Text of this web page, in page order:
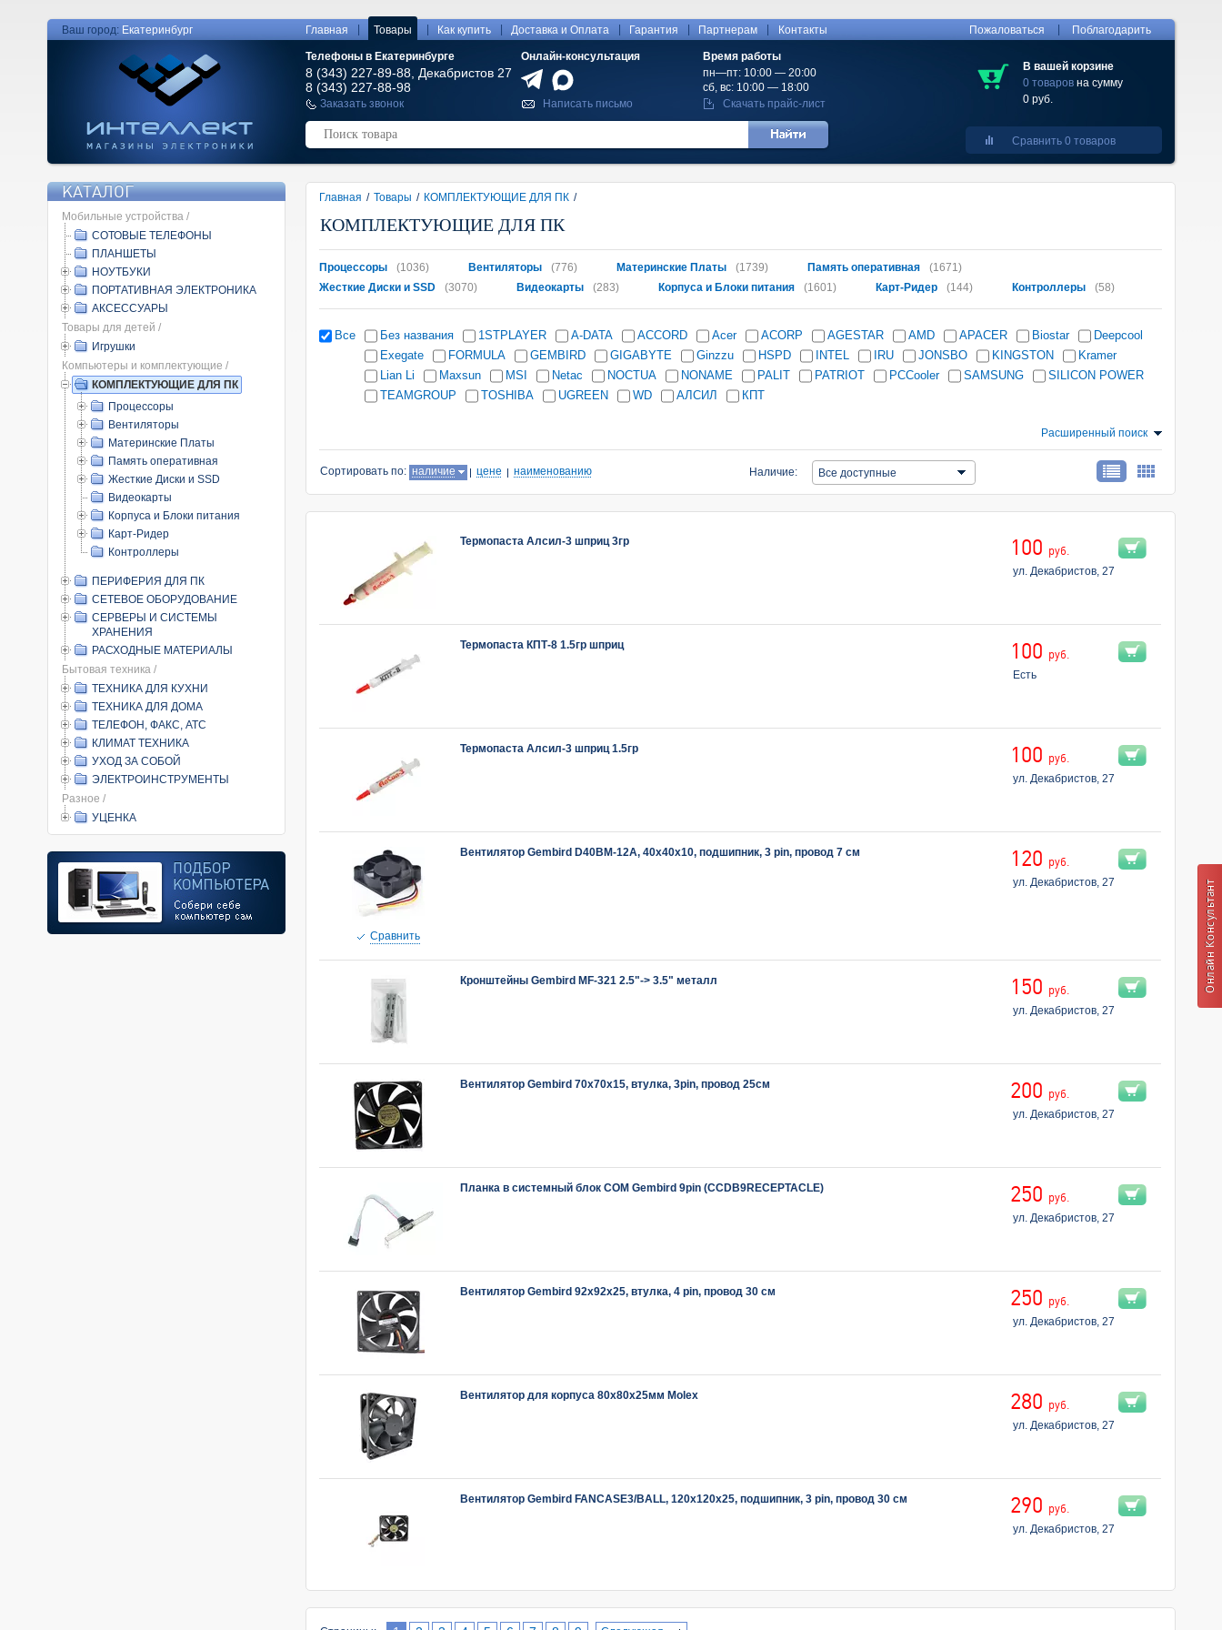
Ваш город: Екатеринбург Главная Товары Как купить Доставка и Оплата Гарантия Партнерам Контакты
Телефоны в Екатеринбурге
8 (343) 227-89-88, Декабристов 27
8 (343) 227-88-98
Онлайн-консультация
Время работы
пн—пт: 10:00 — 20:00
сб, вс: 10:00 — 18:00
Заказать звонок
Написать письмо Скачать прайс-лист
Пожаловаться Поблагодарить
В вашей корзине
0 товаров на сумму
0 руб.
Сравнить 0 товаров
КАТАЛОГ
Мобильные устройства /
СОТОВЫЕ ТЕЛЕФОНЫ
ПЛАНШЕТЫ
НОУТБУКИ
ПОРТАТИВНАЯ ЭЛЕКТРОНИКА
АКСЕССУАРЫ
Товары для детей /
Игрушки
Компьютеры и комплектующие /
КОМПЛЕКТУЮЩИЕ ДЛЯ ПК
Процессоры
Вентиляторы
Материнские Платы
Память оперативная
Жесткие Диски и SSD
Видеокарты
Корпуса и Блоки питания
Карт-Ридер
Контроллеры
ПЕРИФЕРИЯ ДЛЯ ПК
СЕТЕВОЕ ОБОРУДОВАНИЕ
СЕРВЕРЫ И СИСТЕМЫ
ХРАНЕНИЯ
РАСХОДНЫЕ МАТЕРИАЛЫ
Бытовая техника /
ТЕХНИКА ДЛЯ КУХНИ
ТЕХНИКА ДЛЯ ДОМА
ТЕЛЕФОН, ФАКС, АТС
КЛИМАТ ТЕХНИКА
УХОД ЗА СОБОЙ
ЭЛЕКТРОИНСТРУМЕНТЫ
Разное /
УЦЕНКА
Главная / Товары / КОМПЛЕКТУЮЩИЕ ДЛЯ ПК /
КОМПЛЕКТУЮЩИЕ ДЛЯ ПК
Процессоры (1036) Вентиляторы (776) Материнские Платы (1739) Память оперативная
(1671)
Жесткие Диски и SSD
(3070) Видеокарты (283) Корпуса и Блоки питания (1601) Карт-Ридер (144) Контроллеры (58)
Все Без названия 1STPLAYER A-DATA ACCORD Acer ACORP AGESTAR AMD APACER Biostar
Deepcool
Exegate
FORMULA GEMBIRD GIGABYTE Ginzzu HSPD INTEL IRU JONSBO KINGSTON
Kramer
Lian Li
Maxsun MSI Netac NOCTUA NONAME PALIT PATRIOT PCCooler SAMSUNG
SILICON POWER
TEAMGROUP
TOSHIBA UGREEN WD АЛСИЛ КПТ
Расширенный поиск
Сортировать по: наличие цене наименованию Наличие: Все доступные
Термопаста Алсил-3 шприц 3гр 100 руб.
ул. Декабристов, 27
Термопаста КПТ-8 1.5гр шприц 100 руб.
Есть
Термопаста Алсил-3 шприц 1.5гр 100 руб.
ул. Декабристов, 27
Cравнить
Вентилятор Gembird D40BM-12A, 40x40x10, подшипник, 3 pin, провод 7 см 120 руб.
ул. Декабристов, 27
Кронштейны Gembird MF-321 2.5"-> 3.5" металл 150 руб.
ул. Декабристов, 27
Вентилятор Gembird 70х70х15, втулка, 3pin, провод 25см 200 руб.
ул. Декабристов, 27
Планка в системный блок COM Gembird 9pin (CCDB9RECEPTACLE) 250 руб.
ул. Декабристов, 27
Вентилятор Gembird 92x92x25, втулка, 4 pin, провод 30 см 250 руб.
ул. Декабристов, 27
Вентилятор для корпуса 80x80x25мм Molex 280 руб.
ул. Декабристов, 27
Вентилятор Gembird FANCASE3/BALL, 120x120x25, подшипник, 3 pin, провод 30 см 290 руб.
ул. Декабристов, 27